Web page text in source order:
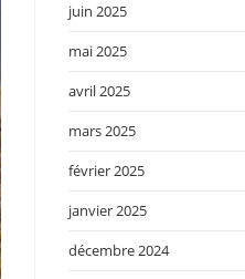
juin 2025
mai 2025
avril 2025
mars 2025
février 2025
janvier 2025
décembre 2024